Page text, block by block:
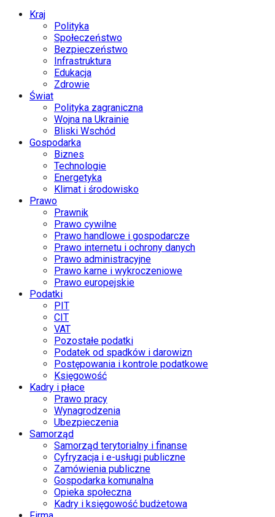
Kraj
Polityka
Społeczeństwo
Bezpieczeństwo
Infrastruktura
Edukacja
Zdrowie
Świat
Polityka zagraniczna
Wojna na Ukrainie
Bliski Wschód
Gospodarka
Biznes
Technologie
Energetyka
Klimat i środowisko
Prawo
Prawnik
Prawo cywilne
Prawo handlowe i gospodarcze
Prawo internetu i ochrony danych
Prawo administracyjne
Prawo karne i wykroczeniowe
Prawo europejskie
Podatki
PIT
CIT
VAT
Pozostałe podatki
Podatek od spadków i darowizn
Postępowania i kontrole podatkowe
Księgowość
Kadry i płace
Prawo pracy
Wynagrodzenia
Ubezpieczenia
Samorząd
Samorząd terytorialny i finanse
Cyfryzacja i e-usługi publiczne
Zamówienia publiczne
Gospodarka komunalna
Opieka społeczna
Kadry i księgowość budżetowa